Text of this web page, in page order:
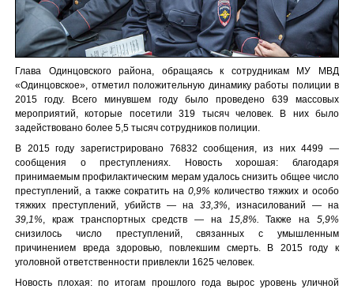
Глава Одинцовского района, обращаясь к сотрудникам МУ МВД
«Одинцовское», отметил положительную динамику работы полиции в
2015 году. Всего минувшем году было проведено 639 массовых
мероприятий, которые посетили 319 тысяч человек. В них было
задействовано более 5,5 тысяч сотрудников полиции.
В 2015 году зарегистрировано 76832 сообщения, из них 4499 —
сообщения о преступлениях. Новость хорошая: благодаря
принимаемым профилактическим мерам удалось снизить общее число
преступлений, а также сократить на 0,9%количество тяжких и особо
тяжких преступлений, убийств — на 33,3%, изнасилований — на
39,1%, краж транспортных средств — на 15,8%. Также на5,9%
снизилось число преступлений, связанных с умышленным
причинением вреда здоровью, повлекшим смерть. В 2015 году к
уголовной ответственности привлекли 1625 человек.
Новость плохая: по итогам прошлого года вырос уровень уличной